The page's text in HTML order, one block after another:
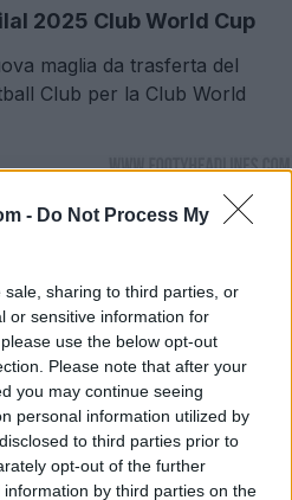
- Do Not Process My
sharing to third parties, or
or sensitive information for
use the below opt-out
Please note that after your
you may continue seeing
personal information utilized by
to third parties prior to
opt-out of the further
by third parties on the
2025 Club World Cup
maglia da trasferta del
Club per la Club World